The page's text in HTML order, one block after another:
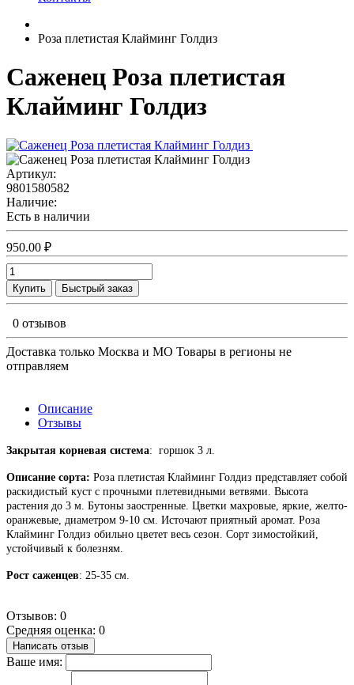
Роза плетистая Клайминг Голдиз
Саженец Роза плетистая
Клайминг Голдиз
Артикул:
9801580582
Наличие:
Есть в наличии
950.00 ₽
Купить Быстрый заказ
0 отзывов
Доставка только Москва и МО Товары в регионы не
отправляем
Описание
Отзывы
Закрытая корневая система: горшок 3 л.
Описание сорта: Роза плетистая Клайминг Голдиз представляет собой
раскидистый куст с прочными плетевидными ветвями. Высота
растения до 3 м. Бутоны заостренные. Цветки махровые, яркие, желто-
оранжевые, диаметром 9-10 см. Источают приятный аромат. Роза
Клайминг Голдиз обильно цветет весь сезон. Сорт зимостойкий,
устойчивый к болезням.
Рост саженцев: 25-35 см.
Отзывов: 0
Средняя оценка: 0
Написать отзыв
Ваше имя: